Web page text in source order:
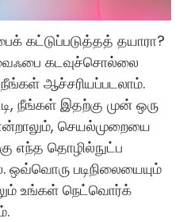
கட்டுப்படுத்தத் தயாரா?
கடவுச்சொல்லை
ஆச்சரியப்படலாம்.
நீங்கள் இதற்கு முன் ஒரு
செயல்முறையை
எந்த தொழில்நுட்ப
படிநிலையையும்
உங்கள் நெட்வொர்க்